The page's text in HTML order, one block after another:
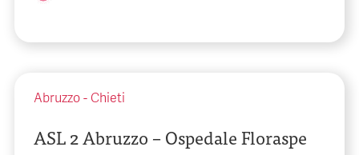
Abruzzo - Chieti
ASL 2 Abruzzo – Ospedale Floraspe